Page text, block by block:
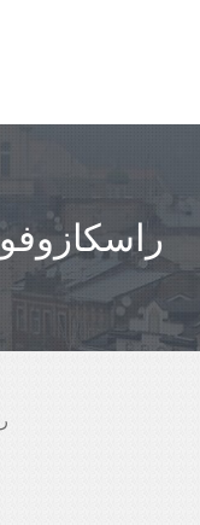
مباعدة ASTRAKHAN' - راسكازوفو